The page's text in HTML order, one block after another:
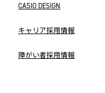
CASIO DESIGN
キャリア採用情報
障がい者採用情報